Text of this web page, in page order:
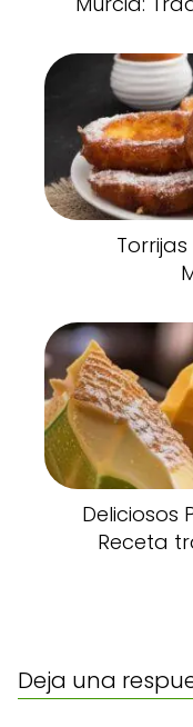
Deliciosos
Receta
Deja una